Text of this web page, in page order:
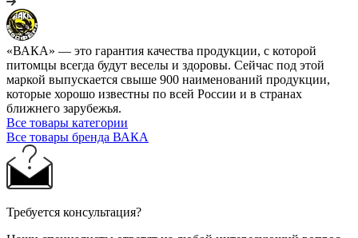
«ВАКА» — это гарантия качества продукции, с которой
питомцы всегда будут веселы и здоровы. Сейчас под этой
маркой выпускается свыше 900 наименований продукции,
которые хорошо известны по всей России и в странах
ближнего зарубежья.
Все товары категории
Все товары бренда ВАКА
Требуется консультация?